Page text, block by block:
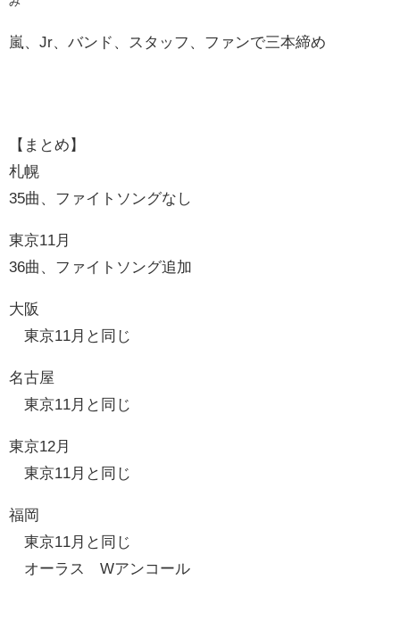
嵐、Jr、バンド、スタッフ、ファンで三本締め
【まとめ】
札幌
35曲、ファイトソングなし
東京11月
36曲、ファイトソング追加
大阪
東京11月と同じ
名古屋
東京11月と同じ
東京12月
東京11月と同じ
福岡
東京11月と同じ
オーラス Wアンコール